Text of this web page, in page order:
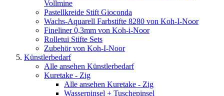
Vollmine
Pastellkreide Stift Gioconda
Wachs-Aquarell Farbstifte 8280 von Koh-I-Noor
Fineliner 0,3mm von Koh-i-Noor
Rolletui Stifte Sets
Zubehör von Koh-I-Noor
Künstlerbedarf
Alle ansehen Künstlerbedarf
Kuretake - Zig
Alle ansehen Kuretake - Zig
Wasserpinsel + Tuschepinsel